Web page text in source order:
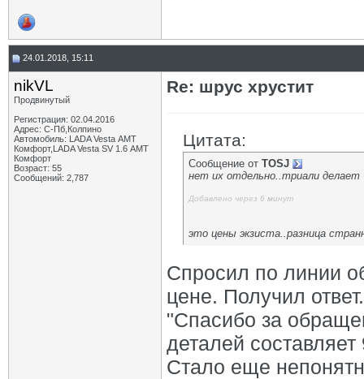
24.01.2018, 15:11
nikVL
Продвинутый
Регистрация: 02.04.2016
Адрес: С-Пб,Колпино
Автомобиль: LADA Vesta АМТ
Комфорт,LADA Vesta SV 1.6 АМТ
Комфорт
Возраст: 55
Сообщений: 2,787
Re: шрус хрустит
Цитата:
Сообщение от TOSJ
нет их отдельно..триали
Добавлено через 6 минут
это цены экзиста..разница
Спросил по линии
цене. Получил ответ.
"Спасибо за
деталей
Стало еще